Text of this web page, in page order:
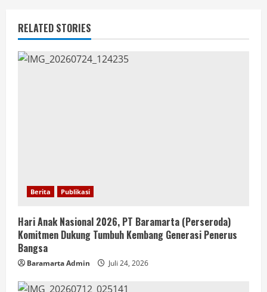
RELATED STORIES
Berita Publikasi
Hari Anak Nasional 2026, PT Baramarta (Perseroda)
Komitmen Dukung Tumbuh Kembang Generasi Penerus
Bangsa
Baramarta Admin Juli 24, 2026